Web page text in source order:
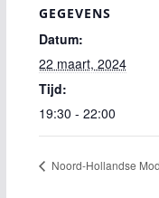
GEGEVENS
Datum:
22 maart, 2024
Tijd:
19:30 - 22:00
Noord-Hollandse